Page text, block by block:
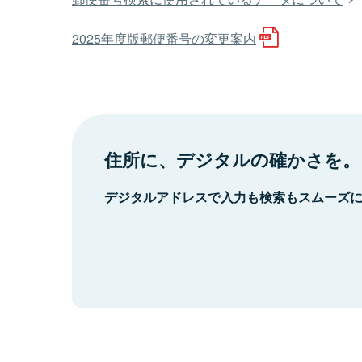
2025年度版郵便番号の変更案内
住所に、デジタルの確かさを。
デジタルアドレスで入力も検索もスムーズ